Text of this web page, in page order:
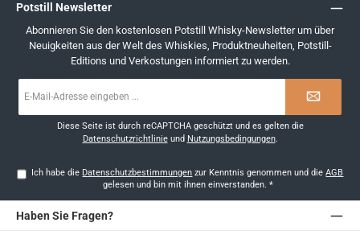
Potstill Newsletter
Abonnieren Sie den kostenlosen Potstill Whisky-Newsletter um über
Neuigkeiten aus der Welt des Whiskies, Produktneuheiten, Potstill-
Editions und Verkostungen informiert zu werden.
Mail-
Diese Seite ist durch reCAPTCHA geschützt und es gelten die
Datenschutzrichtlinieund Nutzungsbedingungen.
Ich habe die Datenschutzbestimmungen zur Kenntnis genommen und dieAGB
gelesen und bin mit ihnen einverstanden. *
Haben Sie Fragen?